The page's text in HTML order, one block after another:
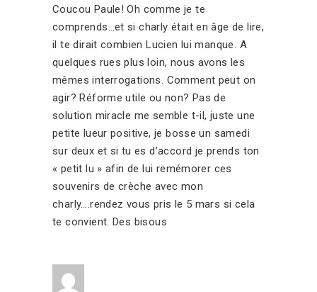
Coucou Paule! Oh comme je te
comprends…et si charly était en âge de lire,
il te dirait combien Lucien lui manque. A
quelques rues plus loin, nous avons les
mêmes interrogations. Comment peut on
agir? Réforme utile ou non? Pas de
solution miracle me semble t-il, juste une
petite lueur positive, je bosse un samedi
sur deux et si tu es d’accord je prends ton
« petit lu » afin de lui remémorer ces
souvenirs de crèche avec mon
charly….rendez vous pris le 5 mars si cela
te convient. Des bisous